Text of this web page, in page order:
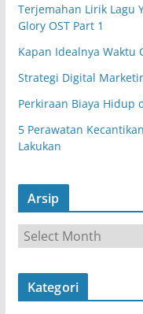
Terjemahan Lirik Lagu
Glory OST Part 1
Kapan Idealnya Waktu
Strategi Digital
Perkiraan Biaya Hidup
5 Perawatan
Lakukan
Arsip
r
s
Kategori